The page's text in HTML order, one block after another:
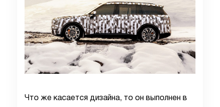
Что же касается дизайна, то он выполнен в